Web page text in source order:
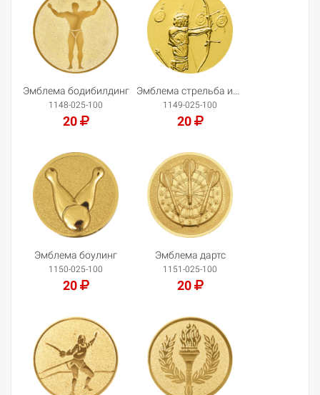
Эмблема бодибилдинг
1148-025-100
20
Добавить в корзину
1149-025-100
20
Добавить в корзину
Эмблема боулинг
1150-025-100
20
Добавить в корзину
Эмблема дартс
1151-025-100
20
Добавить в корзину